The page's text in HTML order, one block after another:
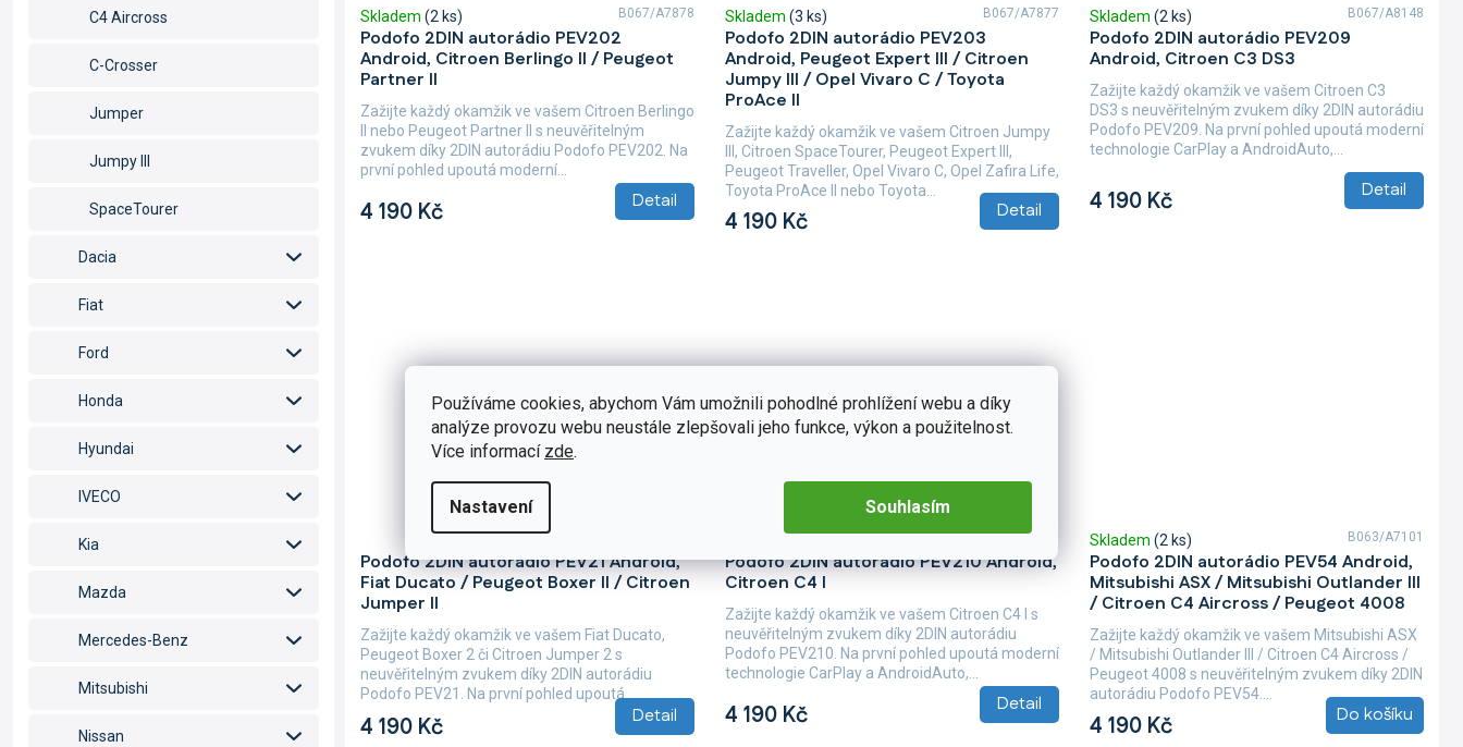
Používáme cookies, abychom Vám umožnili pohodlné prohlížení webu a díky
analýze provozu webu neustále zlepšovali jeho funkce, výkon a použitelnost.
Více informací zde.
Nastavení Souhlasím
C4 Aircross
C-Crosser
Jumper
Jumpy III
SpaceTourer
Dacia
Fiat
Ford
Honda
Hyundai
IVECO
Kia
Mazda
Mercedes-Benz
Mitsubishi
Nissan
ů
Podofo 2DIN autorádio PEV202
Android, Citroen Berlingo II / Peugeot
Partner II
Skladem (2 ks)
4 190 Kč Detail
Zažijte každý okamžik ve vašem Citroen Berlingo
II nebo Peugeot Partner II s neuvěřitelným
zvukem díky 2DIN autorádiu Podofo PEV202. Na
první pohled upoutá moderní...
B067/A7878
Podofo 2DIN autorádio PEV203
Android, Peugeot Expert III / Citroen
Jumpy III / Opel Vivaro C / Toyota
ProAce II
Skladem (3 ks)
4 190 Kč Detail
Zažijte každý okamžik ve vašem Citroen Jumpy
III, Citroen SpaceTourer, Peugeot Expert III,
Peugeot Traveller, Opel Vivaro C, Opel Zafira Life,
Toyota ProAce II nebo Toyota...
B067/A7877
Podofo 2DIN autorádio PEV209
Android, Citroen C3 DS3
Skladem (2 ks)
4 190 Kč Detail
Zažijte každý okamžik ve vašem Citroen C3
DS3 s neuvěřitelným zvukem díky 2DIN autorádiu
Podofo PEV209. Na první pohled upoutá moderní
technologie CarPlay a AndroidAuto,...
B067/A8148
Podofo 2DIN autorádio PEV21 Android,
Fiat Ducato / Peugeot Boxer II / Citroen
Jumper II
hodnocení
produktu
je
5,0
z
5
hvězdiček.
4 190 Kč Detail
Zažijte každý okamžik ve vašem Fiat Ducato,
Peugeot Boxer 2 či Citroen Jumper 2 s
neuvěřitelným zvukem díky 2DIN autorádiu
Podofo PEV21. Na první pohled upoutá
Podofo 2DIN autorádio PEV210 Android,
Citroen C4 I
4 190 Kč Detail
Zažijte každý okamžik ve vašem Citroen C4 I s
neuvěřitelným zvukem díky 2DIN autorádiu
Podofo PEV210. Na první pohled upoutá moderní
technologie CarPlay a AndroidAuto,...
B067/A7186
Podofo 2DIN autorádio PEV54 Android,
Mitsubishi ASX / Mitsubishi Outlander III
/ Citroen C4 Aircross / Peugeot 4008
Skladem (2 ks)
4 190 Kč Do košíku
Zažijte každý okamžik ve vašem Mitsubishi ASX
/ Mitsubishi Outlander III / Citroen C4 Aircross /
Peugeot 4008 s neuvěřitelným zvukem díky 2DIN
autorádiu Podofo PEV54....
B063/A7101